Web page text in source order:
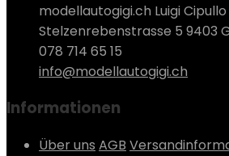
modellautogigi.ch Luigi Cipullo
Stelzenrebenstrasse 5 9403
078 714 65 15
info@modellautogigi.ch
Informationen
Über uns AGB